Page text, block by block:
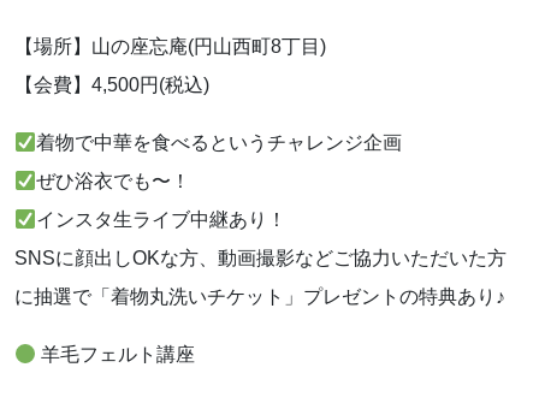
【場所】山の座忘庵(円山西町8丁目)
【会費】4,500円(税込)
着物で中華を食べるというチャレンジ企画
ぜひ浴衣でも〜！
インスタ生ライブ中継あり！
SNSに顔出しOKな方、動画撮影などご協力いただいた方
に抽選で「着物丸洗いチケット」プレゼントの特典あり♪
羊毛フェルト講座